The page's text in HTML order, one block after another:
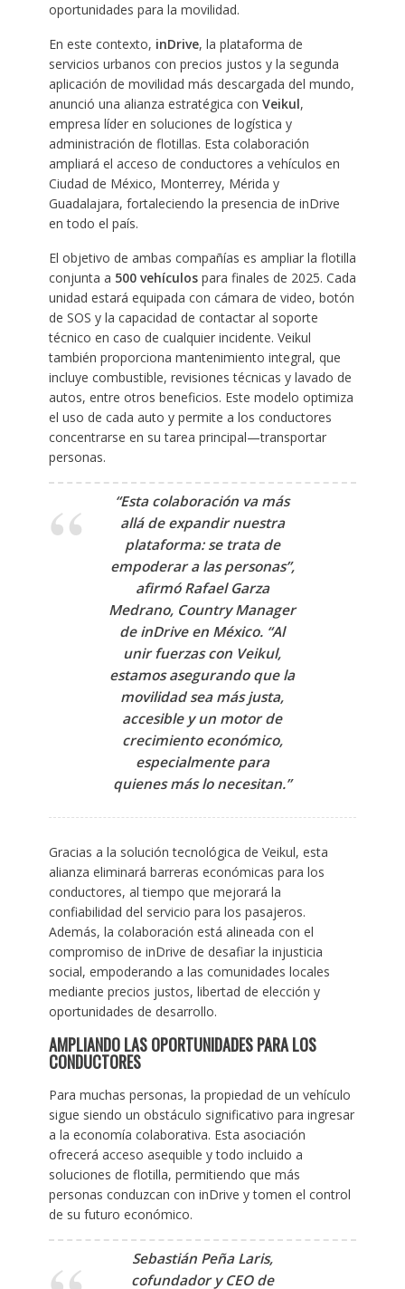
oportunidades para la movilidad.
En este contexto, inDrive, la plataforma de
servicios urbanos con precios justos y la segunda
aplicación de movilidad más descargada del mundo,
anunció una alianza estratégica con Veikul,
empresa líder en soluciones de logística y
administración de flotillas. Esta colaboración
ampliará el acceso de conductores a vehículos en
Ciudad de México, Monterrey, Mérida y
Guadalajara, fortaleciendo la presencia de inDrive
en todo el país.
El objetivo de ambas compañías es ampliar la flotilla
conjunta a 500 vehículospara finales de 2025. Cada
unidad estará equipada con cámara de video, botón
de SOS y la capacidad de contactar al soporte
técnico en caso de cualquier incidente. Veikul
también proporciona mantenimiento integral, que
incluye combustible, revisiones técnicas y lavado de
autos, entre otros beneficios. Este modelo optimiza
el uso de cada auto y permite a los conductores
concentrarse en su tarea principal—transportar
personas.
“Esta colaboración va más
allá de expandir nuestra
plataforma: se trata de
empoderar a las personas”,
afirmóRafael Garza
Medrano, Country Manager
de inDrive en México. “Al
unir fuerzas con Veikul,
estamos asegurando que la
movilidad sea más justa,
accesible y un motor de
crecimiento económico,
especialmente para
quienes más lo necesitan.”
Gracias a la solución tecnológica de Veikul, esta
alianza eliminará barreras económicas para los
conductores, al tiempo que mejorará la
confiabilidad del servicio para los pasajeros.
Además, la colaboración está alineada con el
compromiso de inDrive de desafiar la injusticia
social, empoderando a las comunidades locales
mediante precios justos, libertad de elección y
oportunidades de desarrollo.
AMPLIANDO LAS OPORTUNIDADES PARA LOS
CONDUCTORES
Para muchas personas, la propiedad de un vehículo
sigue siendo un obstáculo significativo para ingresar
a la economía colaborativa. Esta asociación
ofrecerá acceso asequible y todo incluido a
soluciones de flotilla, permitiendo que más
personas conduzcan con inDrive y tomen el control
de su futuro económico.
Sebastián Peña Laris,
cofundador y CEO de